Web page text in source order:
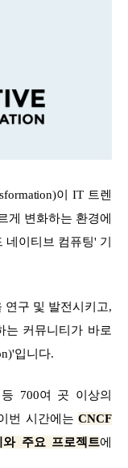
이 IT 트렌
게 변화하는 환경에
이티브 컴퓨팅' 기
연구 및 발전시키고,
는 커뮤니티가 바로
입니다.
700여 곳 이상의
번 시간에는 CNCF
주요 프로젝트에